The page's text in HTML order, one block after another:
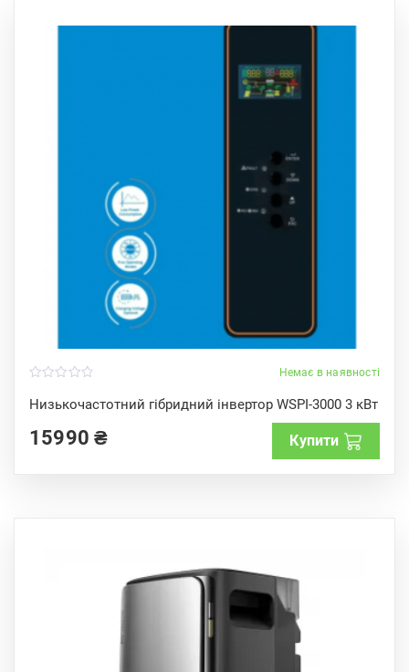
Немає в наявності
Низькочастотний гібридний інвертор WSPI-3000 3 кВт
o
u
o
15990₴ Купити